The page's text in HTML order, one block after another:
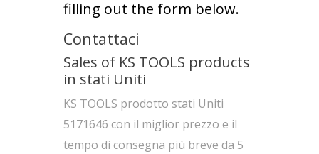
filling out the form below.
Contattaci
Sales of KS TOOLS products
in stati Uniti
KS TOOLS prodotto stati Uniti
5171646 con il miglior prezzo e il
tempo di consegna più breve da 5